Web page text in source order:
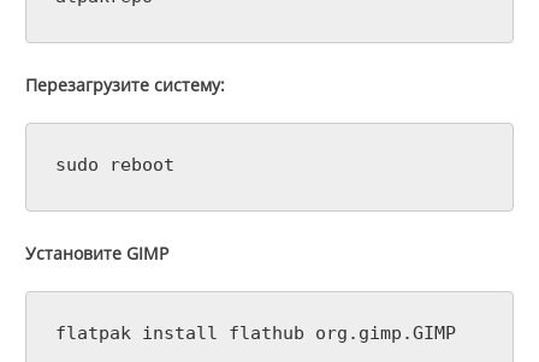
Перезагрузите систему:
sudo reboot
Установите GIMP
flatpak install flathub org.gimp.GIMP